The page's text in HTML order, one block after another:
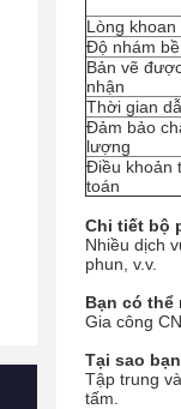
Lòng khoan
Độ nhám
Bản vẽ
nhận
Thời gian
Đảm bảo
lượng
Điều khoản
toán
Chi tiết bộ
Nhiều dịch
phun, v.v.
Bạn có thể
Gia công
Tại sao
Tập trung
tấm.